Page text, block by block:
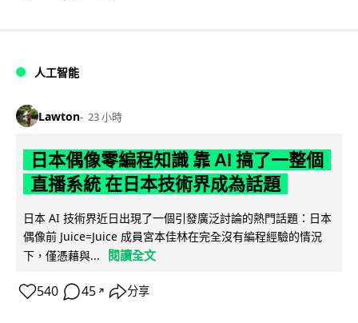
人工智能
Lawton 23 小時
日本偶像零編程知識 靠 AI 搞了一整個
直播系統 在日本技術界成為話題
日本 AI 技術界近日出現了一個引發廣泛討論的熱門話題：日本
偶像前 Juice=Juice 成員宮本佳林在完全沒有編程經驗的情況
下，僅憑藉與...
閱讀全文
540 45 ↗ 分享